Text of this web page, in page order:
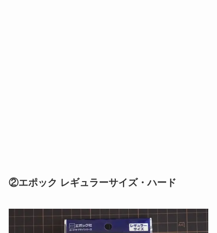
②エポック レギュラーサイズ・ハード